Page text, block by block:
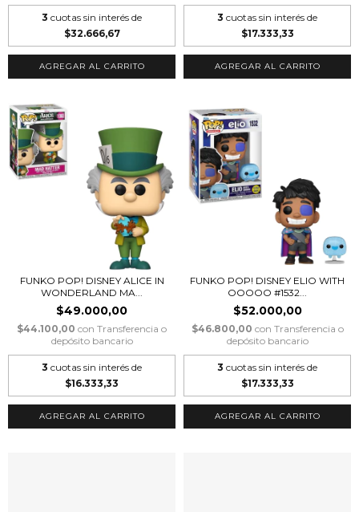
3 cuotas sin interés de
$32.666,67
3 cuotas sin interés de
$17.333,33
FUNKO POP! DISNEY ALICE IN
WONDERLAND MA...
$49.000,00
$44.100,00 con Transferencia o
depósito bancario
3 cuotas sin interés de
$16.333,33
FUNKO POP! DISNEY ELIO WITH
OOOOO #1532...
$52.000,00
$46.800,00 con Transferencia o
depósito bancario
3 cuotas sin interés de
$17.333,33